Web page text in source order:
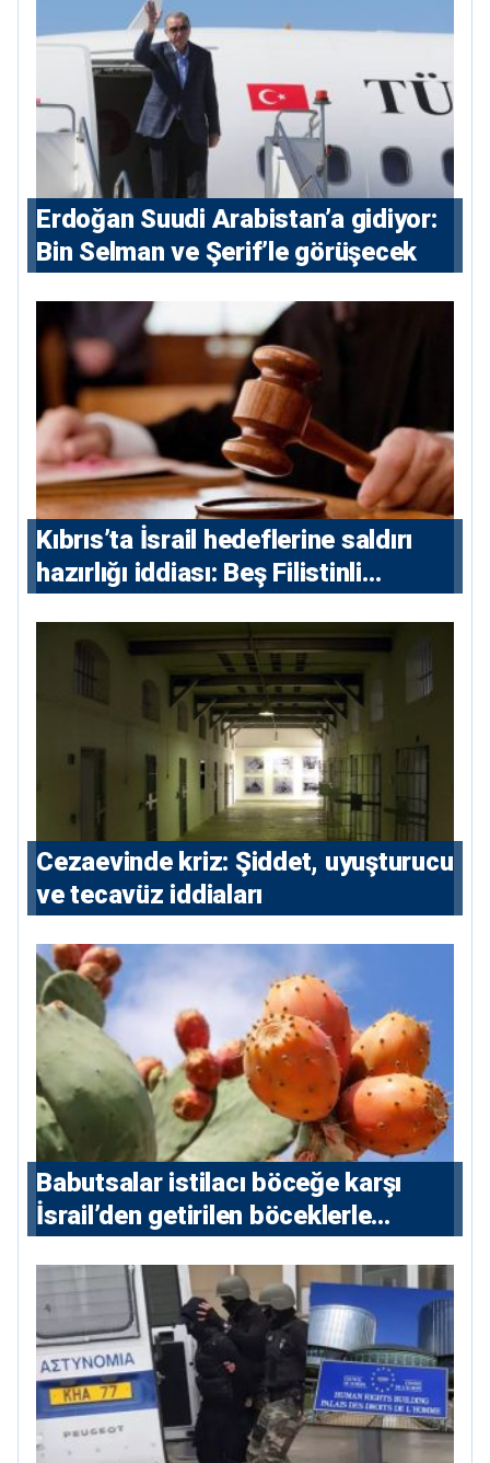
Erdoğan Suudi Arabistan’a gidiyor:
Bin Selman ve Şerif’le görüşecek
Kıbrıs’ta İsrail hedeflerine saldırı
hazırlığı iddiası: Beş Filistinli
Cezaevinde kriz: Şiddet, uyuşturucu
ve tecavüz iddiaları
Babutsalar istilacı böceğe karşı
İsrail’den getirilen böceklerle